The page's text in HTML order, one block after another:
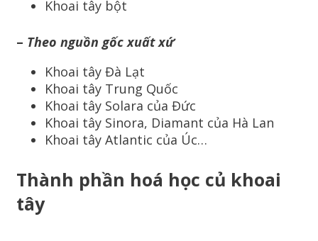
Khoai tây bột
– Theo nguồn gốc xuất xứ
Khoai tây Đà Lạt
Khoai tây Trung Quốc
Khoai tây Solara của Đức
Khoai tây Sinora, Diamant của Hà Lan
Khoai tây Atlantic của Úc…
Thành phần hoá học củ khoai
tây